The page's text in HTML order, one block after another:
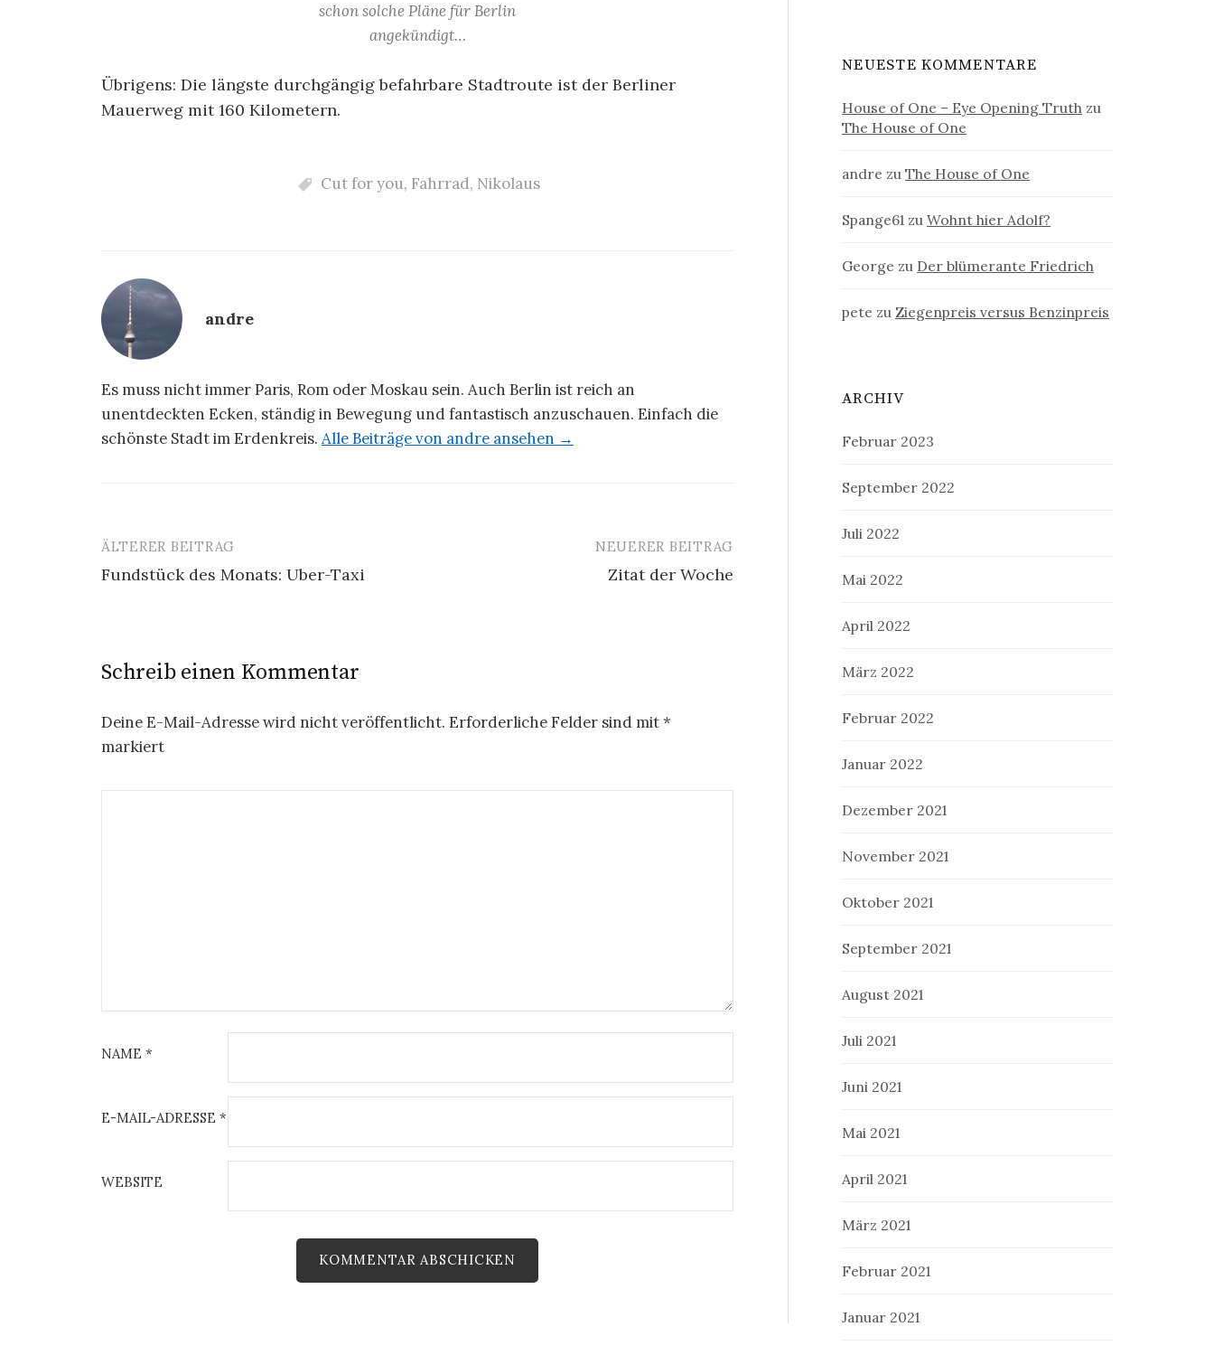
schon solche Pläne für Berlin
angekündigt…
Übrigens: Die längste durchgängig befahrbare Stadtroute ist der Berliner
Mauerweg mit 160 Kilometern.
Cut for you, Fahrrad, Nikolaus
andre
Es muss nicht immer Paris, Rom oder Moskau sein. Auch Berlin ist reich an
unentdeckten Ecken, ständig in Bewegung und fantastisch anzuschauen. Einfach die
schönste Stadt im Erdenkreis. Alle Beiträge von andre ansehen →
Beitrags-
Navigation
ÄLTERER BEITRAG
Fundstück des Monats: Uber-Taxi
NEUERER BEITRAG
Zitat der Woche
Schreib einen Kommentar
Deine E-Mail-Adresse wird nicht veröffentlicht. Erforderliche Felder sind mit*
markiert
NAME *
E-MAIL-ADRESSE *
WEBSITE
NEUESTE KOMMENTARE
House of One – Eye Opening Truth zu
The House of One
andre zuThe House of One
Spange61 zuWohnt hier Adolf?
George zu Der blümerante Friedrich
pete zu Ziegenpreis versus Benzinpreis
ARCHIV
Februar 2023
September 2022
Juli 2022
Mai 2022
April 2022
März 2022
Februar 2022
Januar 2022
Dezember 2021
November 2021
Oktober 2021
September 2021
August 2021
Juli 2021
Juni 2021
Mai 2021
April 2021
März 2021
Februar 2021
Januar 2021